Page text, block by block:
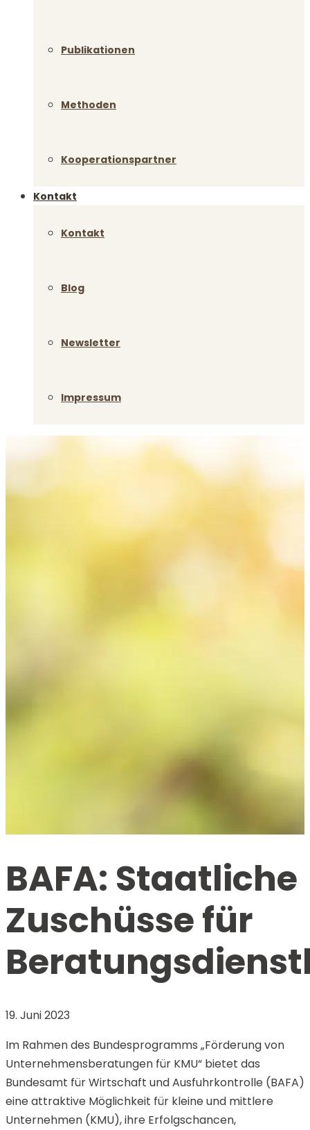
Publikationen
Methoden
Kooperationspartner
Kontakt
Kontakt
Blog
Newsletter
Impressum
BAFA: Staatliche
Zuschüsse für
19. Juni 2023
Im Rahmen des Bundesprogramms „Förderung von
Unternehmensberatungen für KMU“ bietet das
Bundesamt für Wirtschaft und Ausfuhrkontrolle (BAFA)
eine attraktive Möglichkeit für kleine und mittlere
Unternehmen (KMU), ihre Erfolgschancen,